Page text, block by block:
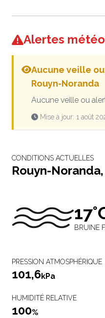
Alertes
Aucune veille
Rouyn-Noranda
Aucune veille ou
Mise à jour: 1 août
CONDITIONS ACTUELLES
Rouyn-
BRUINE
PRESSION ATMOSPHÉRIQUE
101,6kPa
HUMIDITÉ RELATIVE
100%